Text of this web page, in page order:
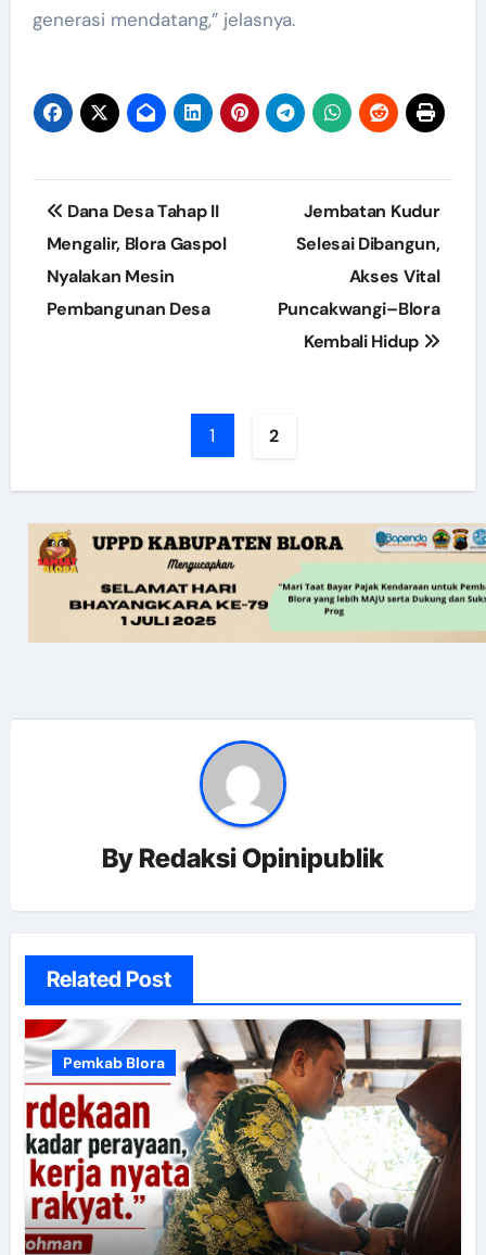
generasi mendatang,” jelasnya.
Post
navigation
Dana Desa Tahap II
Mengalir, Blora Gaspol
Nyalakan Mesin
Pembangunan Desa
Jembatan Kudur
Selesai Dibangun,
Akses Vital
Puncakwangi–Blora
Kembali Hidup
1 2
By Redaksi Opinipublik
Related Post
Pemkab Blora